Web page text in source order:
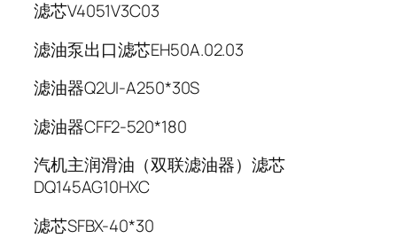
滤芯V4051V3C03
滤油泵出口滤芯EH50A.02.03
滤油器Q2UI-A250*30S
滤油器CFF2-520*180
汽机主润滑油（双联滤油器）滤芯
DQ145AG10HXC
滤芯SFBX-40*30